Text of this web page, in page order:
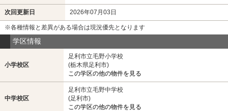
次回更新日 2026年07月03日
※各種情報と差異がある場合は現況優先となります
学区情報
小学校区
足利市立毛野小学校
(栃木県足利市)
この学区の他の物件を見る
中学校区
足利市立毛野中学校
(足利市)
この学区の他の物件を見る